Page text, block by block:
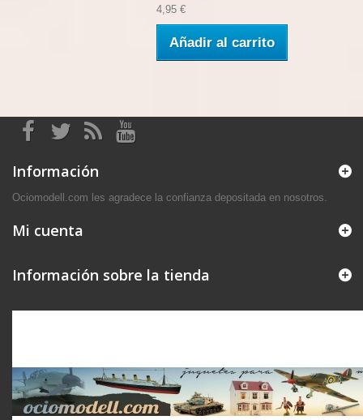
4,95 €
Añadir al carrito
Información
Ociomodell.com les agradece la confianza depositada en nosotros.
Mi cuenta
Información sobre la tienda